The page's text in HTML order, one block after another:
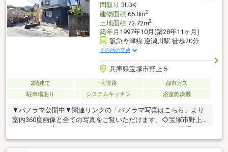
間取り 3LDK
建物面積65.8m2
土地面積73.72m2
築年月 1997年10月(築28年11ヶ月)
阪急今津線 逆瀬川駅 徒歩20分
その他の交通
兵庫県宝塚市野上５
2階建て 南道路
都市ガス
駐車場あり
システムキッチン 浴室乾燥機
▼パノラマ公開中▼関連リンクの「パノラマ写真はこちら」より
室内360度画像と全ての写真をご覧いただけます。◇宝塚市野上5
良い住空間◇阪急今津線「逆瀬川」駅徒歩20分の立地【周辺施
設】宝塚市立西山小学校：徒歩15分宝塚市立光ガ丘中学校：徒歩